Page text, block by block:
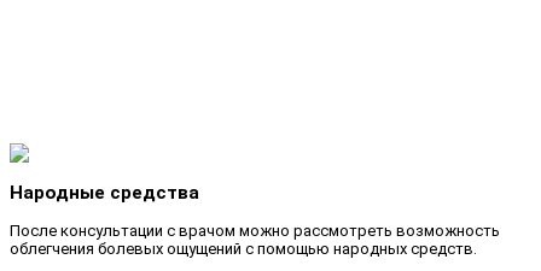
Народные средства
После консультации с врачом можно рассмотреть возможность
облегчения болевых ощущений с помощью народных средств.